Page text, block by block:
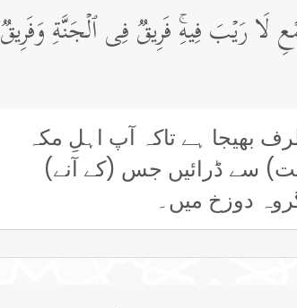
لَا رَیۡبَ فِیهِۚ فَرِیقࣱ فِی ٱلۡجَنَّةِ وَفَرِیقࣱ
بھیجا ہے تاکہ آپ اہلِ مکہ
سے ڈرائیں جس (کے آنے)
دوزخ میں۔